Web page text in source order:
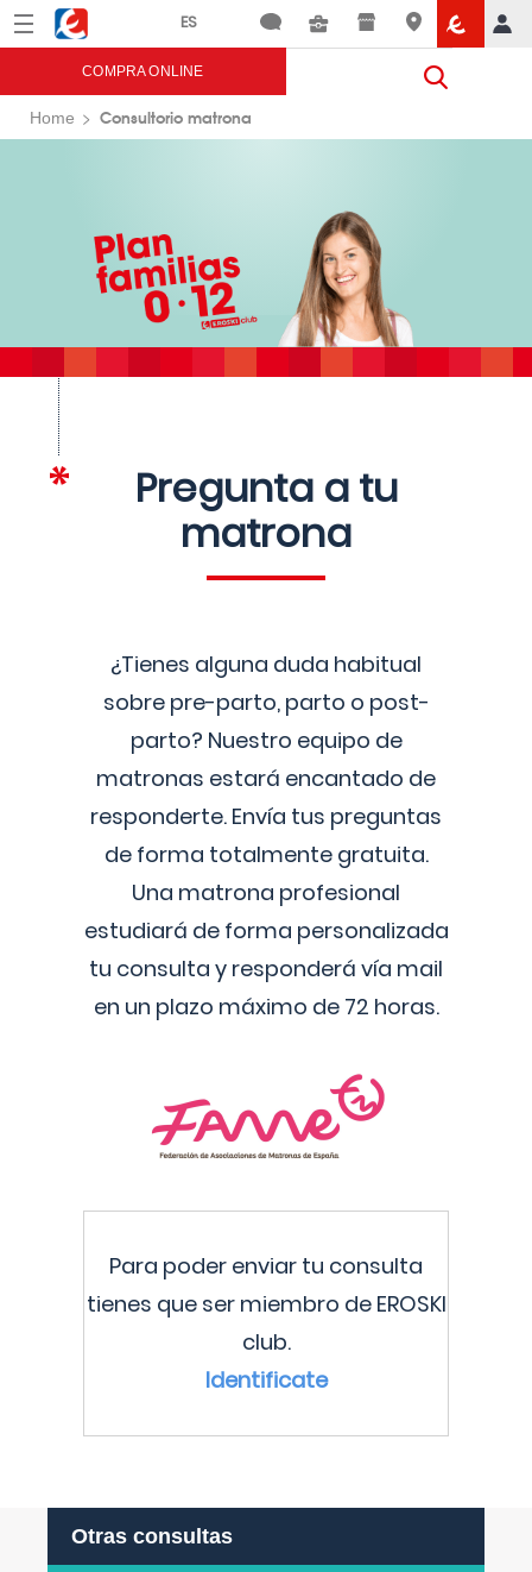
Menú Eroski
COMPRA ONLINE
Home Consultorio matrona
Pregunta a tu
matrona
¿Tienes alguna duda habitual
sobre pre-parto, parto o post-
parto? Nuestro equipo de
matronas estará encantado de
responderte. Envía tus preguntas
de forma totalmente gratuita.
Una matrona profesional
estudiará de forma personalizada
tu consulta y responderá vía mail
en un plazo máximo de 72 horas.
Para poder enviar tu consulta
tienes que ser miembro de EROSKI
club.
Identificate
Otras consultas